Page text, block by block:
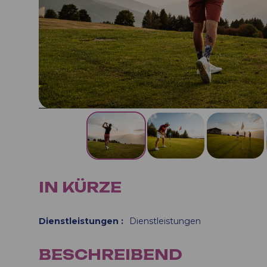
IN KÜRZE
Dienstleistungen : Dienstleistungen
BESCHREIBEND